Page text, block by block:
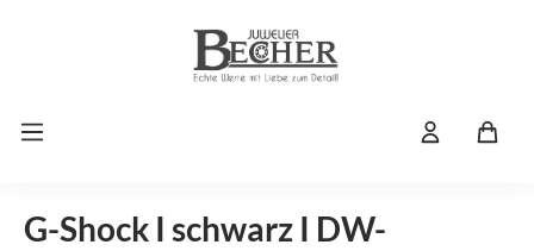
Zum Hauptinhalt springen
G-Shock I schwarz I DW-